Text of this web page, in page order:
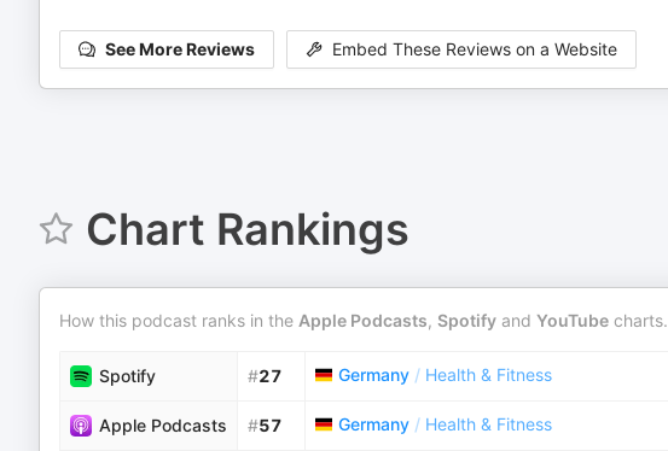
See More Reviews Embed These Reviews on a Website
Chart Rankings
How this podcast ranks in the Apple Podcasts, Spotify and YouTube charts.
Spotify #27 Germany / Health & Fitness
Apple Podcasts #57 Germany / Health & Fitness